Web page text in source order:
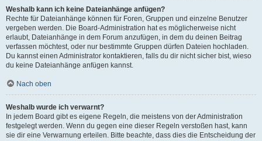
Weshalb kann ich keine Dateianhänge anfügen?
Rechte für Dateianhänge können für Foren, Gruppen und einzelne Benutzer
vergeben werden. Die Board-Administration hat es möglicherweise nicht
erlaubt, Dateianhänge in dem Forum anzufügen, in dem du deinen Beitrag
verfassen möchtest, oder nur bestimmte Gruppen dürfen Dateien hochladen.
Du kannst einen Administrator kontaktieren, falls du dir nicht sicher bist, wieso
du keine Dateianhänge anfügen kannst.
Nach oben
Weshalb wurde ich verwarnt?
In jedem Board gibt es eigene Regeln, die meistens von der Administration
festgelegt werden. Wenn du gegen eine dieser Regeln verstoßen hast, kann
sie dir eine Verwarnung erteilen. Bitte beachte, dass dies die Entscheidung der